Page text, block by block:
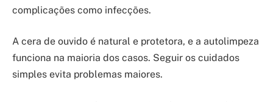
complicações como infecções.
A cera de ouvido é natural e protetora, e a autolimpeza
funciona na maioria dos casos. Seguir os cuidados
simples evita problemas maiores.